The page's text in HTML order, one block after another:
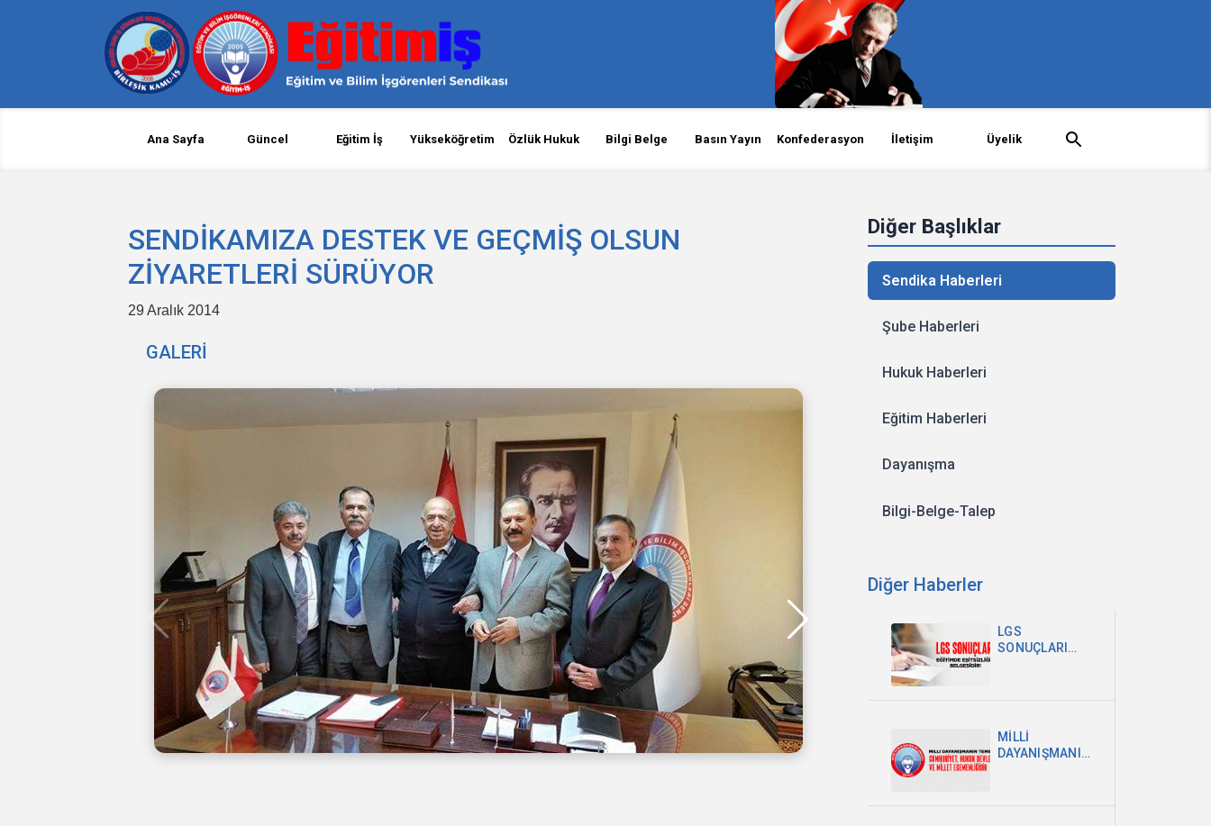
Ana Sayfa Güncel Eğitim İş Yükseköğretim Özlük Hukuk Bilgi Belge Basın Yayın Konfederasyon İletişim Üyelik
Diğer Başlıklar
Sendika Haberleri
Şube Haberleri
Hukuk Haberleri
Eğitim Haberleri
Dayanışma
Bilgi-Belge-Talep
Diğer Haberler
LGS
SONUÇLARI
MİLLİ
DAYANIŞMANIN
SENDİKAMIZA DESTEK VE GEÇMİŞ OLSUN
ZİYARETLERİ SÜRÜYOR
29 Aralık 2014
GALERİ